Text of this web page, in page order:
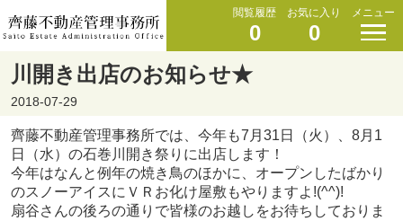
閲覧履歴
0
お気に入り
0
メニュー
川開き出店のお知らせ★
2018-07-29
齊藤不動産管理事務所では、今年も7月31日（火）、8月1
日（水）の石巻川開き祭りに出店します！
今年はなんと例年の焼き鳥のほかに、オープンしたばかり
のスノーアイスにＶＲお化け屋敷もやりますよ!(^^)!
扇谷さんの後ろの通りで皆様のお越しをお待ちしておりま